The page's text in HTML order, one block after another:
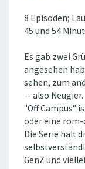
8 Episoden;
45 und 54
Es gab zwei
angesehen
sehen, zum
-- also Neugier.
''Off Campus''
oder eine
Die Serie hält
GenZ und